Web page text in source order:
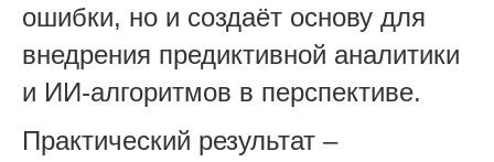
ошибки, но и создаёт основу для
внедрения предиктивной аналитики
и ИИ-алгоритмов в перспективе.
Практический результат –